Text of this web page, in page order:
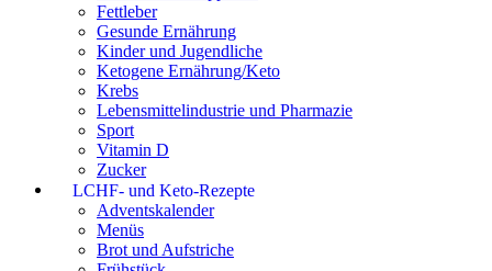
Fettleber
Gesunde Ernährung
Kinder und Jugendliche
Ketogene Ernährung/Keto
Krebs
Lebensmittelindustrie und Pharmazie
Sport
Vitamin D
Zucker
LCHF- und Keto-Rezepte
Adventskalender
Menüs
Brot und Aufstriche